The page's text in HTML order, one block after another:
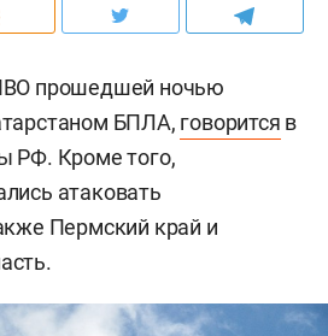
прошедшей ночью
БПЛА, говорится в
РФ. Кроме того,
атаковать
Пермский край и